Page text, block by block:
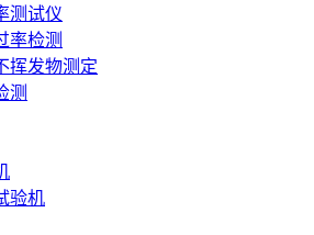
测试仪
率检测
挥发物测定
测
验机